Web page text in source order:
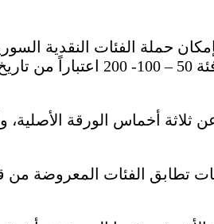
حملة الفئات النقدية
أخماس الورقة الأصلية،
تطابق الفئات المعروضة من